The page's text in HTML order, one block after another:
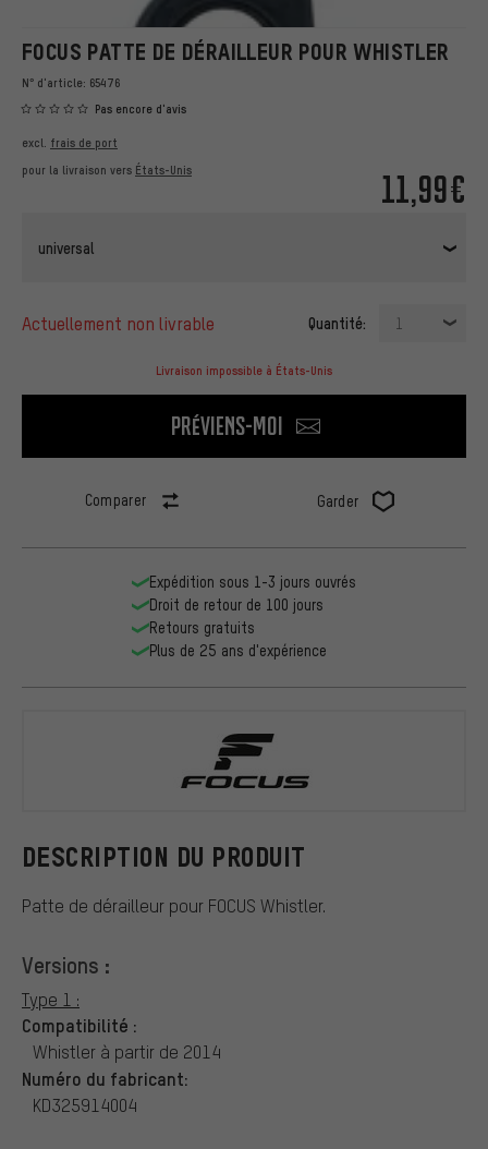
FOCUS PATTE DE DÉRAILLEUR POUR WHISTLER
N° d'article: 65476
Pas encore d'avis
11,99€
excl. frais de port
pour la livraison vers États-Unis
universal
actuellement non livrable Quantité: 1
Livraison impossible à États-Unis
Préviens-moi
Comparer Garder
DESCRIPTION DU PRODUIT
Patte de dérailleur pour FOCUS Whistler.
Versions :
Type 1 :
Compatibilité :
Whistler à partir de 2014
Numéro du fabricant:
KD325914004
Expédition sous 1-3 jours ouvrés
Droit de retour de 100 jours
Retours gratuits
Plus de 25 ans d'expérience